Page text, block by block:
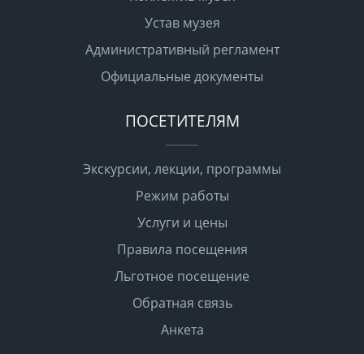
Устав музея
Административный регламент
Официальные документы
ПОСЕТИТЕЛЯМ
Экскурсии, лекции, программы
Режим работы
Услуги и цены
Правила посещения
Льготное посещение
Обратная связь
Анкета